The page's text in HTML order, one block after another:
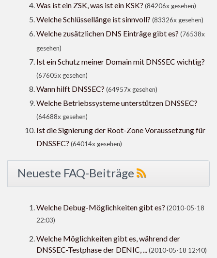
Was ist ein ZSK, was ist ein KSK? (84206x gesehen)
Welche Schlüssellänge ist sinnvoll? (83326x gesehen)
Welche zusätzlichen DNS Einträge gibt es? (76538x
gesehen)
Ist ein Schutz meiner Domain mit DNSSEC wichtig?
(67605x gesehen)
Wann hilft DNSSEC? (64957x gesehen)
Welche Betriebssysteme unterstützen DNSSEC?
(64688x gesehen)
Ist die Signierung der Root-Zone Voraussetzung für
DNSSEC? (64014x gesehen)
Neueste FAQ-Beiträge
Welche Debug-Möglichkeiten gibt es? (2010-05-18
22:03)
Welche Möglichkeiten gibt es, während der
DNSSEC-Testphase der DENIC, ...(2010-05-18 12:40)